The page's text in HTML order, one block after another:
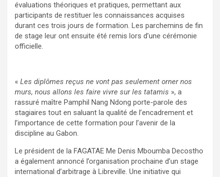
évaluations théoriques et pratiques, permettant aux
participants de restituer les connaissances acquises
durant ces trois jours de formation. Les parchemins de fin
de stage leur ont ensuite été remis lors d’une cérémonie
officielle.
« Les diplômes reçus ne vont pas seulement orner nos
murs, nous allons les faire vivre sur les tatamis », a
rassuré maître Pamphil Nang Ndong porte-parole des
stagiaires tout en saluant la qualité de l’encadrement et
l’importance de cette formation pour l’avenir de la
discipline au Gabon.
Le président de la FAGATAE Me Denis Mboumba Decostho
a également annoncé l’organisation prochaine d’un stage
international d’arbitrage à Libreville. Une initiative qui